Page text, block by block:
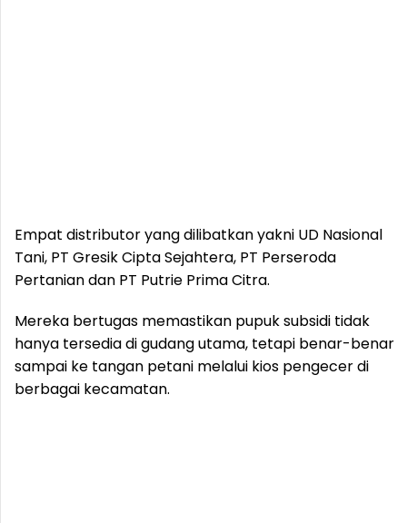
Empat distributor yang dilibatkan yakni UD Nasional
Tani, PT Gresik Cipta Sejahtera, PT Perseroda
Pertanian dan PT Putrie Prima Citra.
Mereka bertugas memastikan pupuk subsidi tidak
hanya tersedia di gudang utama, tetapi benar-benar
sampai ke tangan petani melalui kios pengecer di
berbagai kecamatan.